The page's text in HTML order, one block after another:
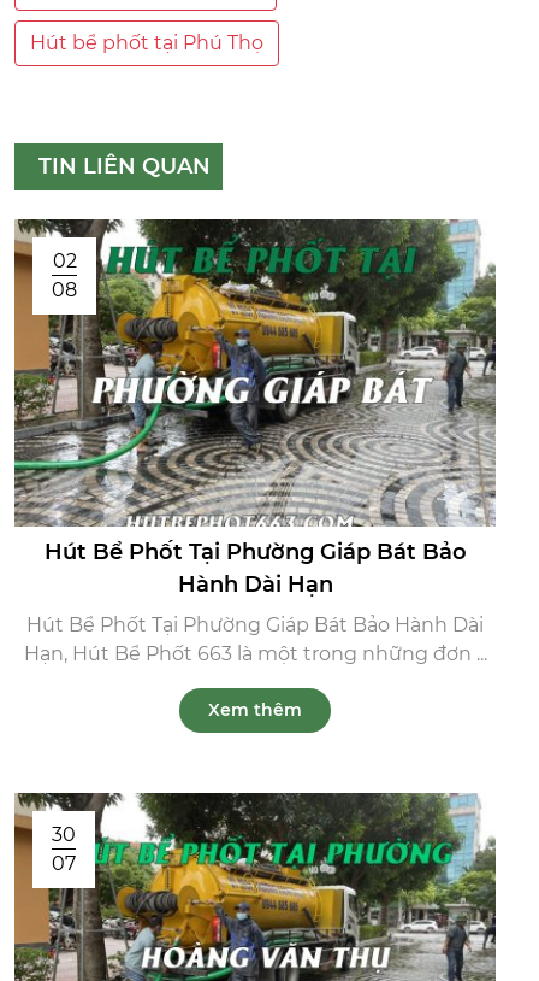
Hút bể phốt tại Phú Thọ
TIN LIÊN QUAN
02
08
Hút Bể Phốt Tại Phường Giáp Bát Bảo
Hành Dài Hạn
Hút Bể Phốt Tại Phường Giáp Bát Bảo Hành Dài
Hạn, Hút Bể Phốt 663 là một trong những đơn ...
Xem thêm
30
07